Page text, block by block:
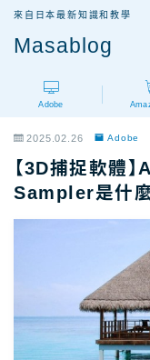
Masablog
來自日本最新知識和教學
AdobeCC｜學
AdobeCC｜續
AdobeCC｜企
Photoshop價
Illustrator價格
Premiere價格
Adobe
2025.02.26 Adobe
【3D捕捉軟體
Sampler是什